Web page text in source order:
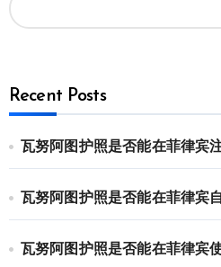
Recent Posts
瓦努阿图护照是否能在菲律宾
瓦努阿图护照是否能在菲律宾
瓦努阿图护照是否能在菲律宾